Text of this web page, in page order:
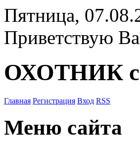
Пятница,
Приветствую
ОХОТНИК
Главная Регистрация Вход RSS
Меню сайта